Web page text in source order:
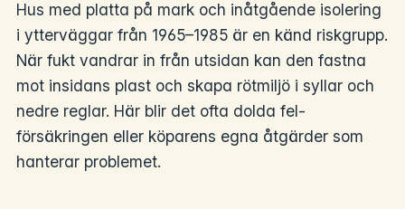
Hus med platta på mark och inåtgående isolering
i ytterväggar från 1965–1985 är en känd riskgrupp.
När fukt vandrar in från utsidan kan den fastna
mot insidans plast och skapa rötmiljö i syllar och
nedre reglar. Här blir det ofta dolda fel-
försäkringen eller köparens egna åtgärder som
hanterar problemet.